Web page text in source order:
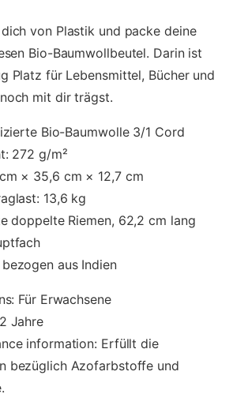
von Plastik und packe deine
Bio-Baumwollbeutel. Darin ist
Platz für Lebensmittel, Bücher und
mit dir trägst.
Bio-Baumwolle 3/1 Cord
272 g/m²
× 35,6 cm × 12,7 cm
13,6 kg
doppelte Riemen, 62,2 cm lang
aus Indien
Für Erwachsene
Jahre
information: Erfüllt die
bezüglich Azofarbstoffe und